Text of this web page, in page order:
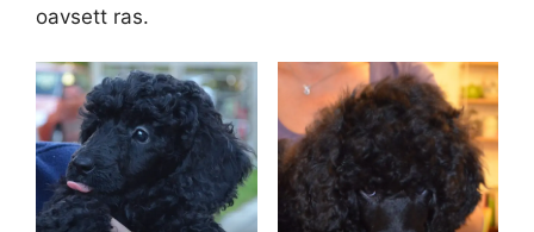
oavsett ras.